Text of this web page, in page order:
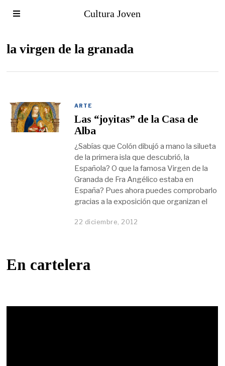
Cultura Joven
la virgen de la granada
ARTE
Las “joyitas” de la Casa de
Alba
¿Sabías que Colón dibujó a mano la silueta
de la primera isla que descubrió, la
Española? O que la famosa Virgen de la
Granada de Fra Angélico estaba en
España? Pues ahora puedes comprobarlo
gracias a la exposición que organizan el
22 diciembre, 2012
En cartelera